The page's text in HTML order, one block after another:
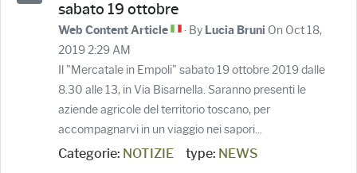
sabato 19 ottobre
Web Content Article · By Lucia Bruni On Oct 18,
2019 2:29 AM
Il "Mercatale in Empoli" sabato 19 ottobre 2019 dalle
8.30 alle 13, in Via Bisarnella. Saranno presenti le
aziende agricole del territorio toscano, per
accompagnarvi in un viaggio nei sapori...
Categorie: NOTIZIE type: NEWS